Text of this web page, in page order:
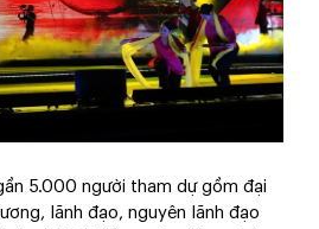
5.000 người tham dự gồm đại
lãnh đạo, nguyên lãnh đạo